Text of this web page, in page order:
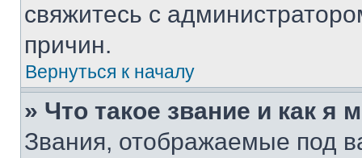
свяжитесь с
причин.
Вернуться к началу
» Что такое звание и как я
Звания, отображаемые под